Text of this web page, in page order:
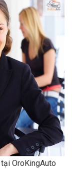
OroKingAuto